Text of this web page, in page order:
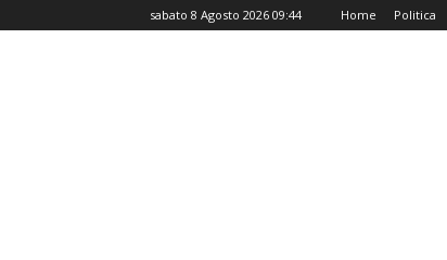
sabato 8 Agosto 2026 09:44 Home Politica